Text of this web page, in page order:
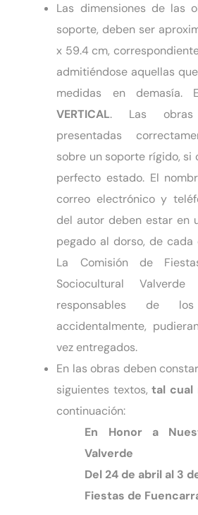
Las dimensiones de las
soporte, deben ser
x 59.4 cm,
admitiéndose aquellas
medidas en demasía.
VERTICAL. Las obras
presentadas
sobre un soporte rígido, si
perfecto estado. El
correo electrónico y
del autor deben estar en
pegado al dorso, de cada
La Comisión de
Sociocultural
responsables de
accidentalmente,
vez entregados.
En las obras deben constar
siguientes textos,tal cual
continuación:
En Honor a
Valverde
Del 24 de abril al 3
Fiestas de